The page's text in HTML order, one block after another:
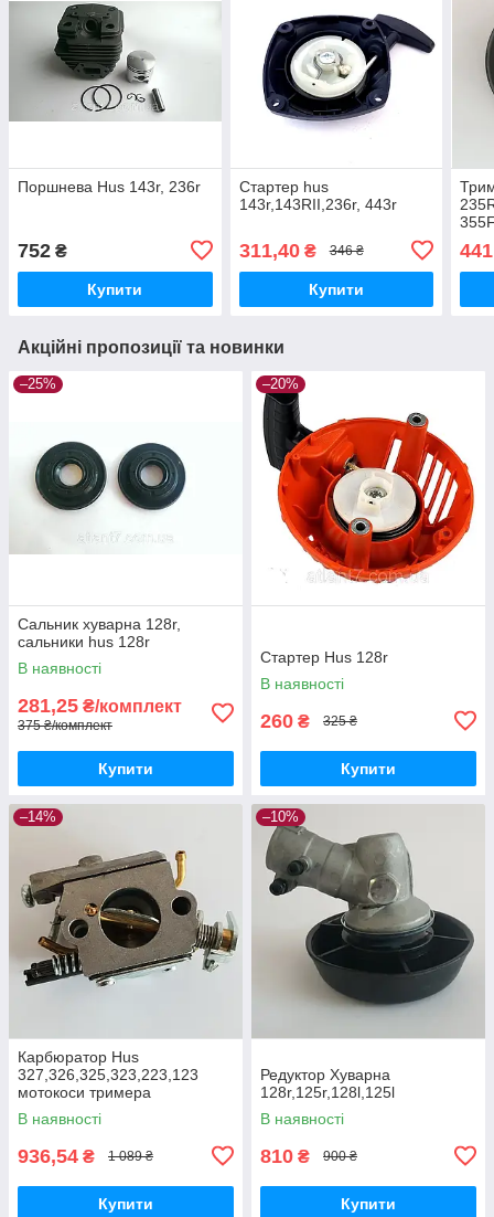
Поршнева Hus 143r, 236r
752 ₴
Купити
Стартер hus
143r,143RII,236r, 443r
311,40₴ 346 ₴
Купити
Акційні пропозиції та новинки
–25%
Сальник хуварна 128r,
сальники hus 128r
В наявності
281,25 ₴/комплект
375 ₴/комплект
Купити
–20%
Стартер Hus 128r
В наявності
260 ₴ 325 ₴
Купити
–14%
Карбюратор Hus
327,326,325,323,223,123
мотокоси тримера
В наявності
936,54 ₴ 1 089 ₴
Купити
–10%
Редуктор Хуварна
128r,125r,128l,125l
В наявності
810 ₴ 900 ₴
Купити